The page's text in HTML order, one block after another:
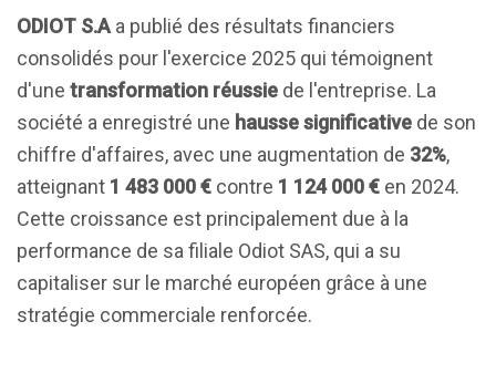
ODIOT S.A a publié des résultats financiers
consolidés pour l'exercice 2025 qui témoignent
d'une transformation réussie de l'entreprise. La
société a enregistré une hausse significative de son
chiffre d'affaires, avec une augmentation de 32%,
atteignant 1 483 000 € contre 1 124 000 € en 2024.
Cette croissance est principalement due à la
performance de sa filiale Odiot SAS, qui a su
capitaliser sur le marché européen grâce à une
stratégie commerciale renforcée.